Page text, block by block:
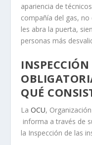
apariencia de
compañía del gas,
les abra la puerta,
personas más
QUÉ
LaOCU,
informa a través de
la Inspección de las